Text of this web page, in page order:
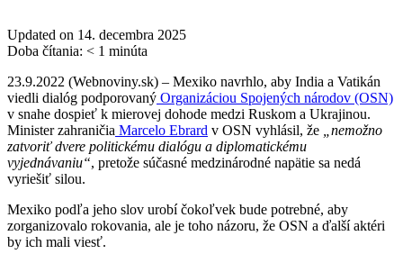
Updated on 14. decembra 2025
Doba čítania: < 1 minúta
23.9.2022 (Webnoviny.sk) – Mexiko navrhlo, aby India a Vatikán
viedli dialóg podporovaný Organizáciou Spojených národov (OSN)
v snahe dospieť k mierovej dohode medzi Ruskom a Ukrajinou.
Minister zahraničia Marcelo Ebrard v OSN vyhlásil, že
„nemožno
zatvoriť dvere politickému dialógu a diplomatickému
vyjednávaniu“, pretože súčasné medzinárodné napätie sa nedá
vyriešiť silou.
Mexiko podľa jeho slov urobí čokoľvek bude potrebné, aby
zorganizovalo rokovania, ale je toho názoru, že OSN a ďalší aktéri
by ich mali viesť.